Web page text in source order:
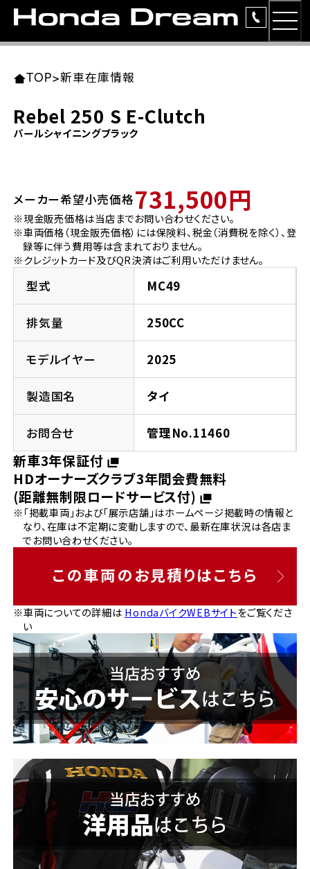
ラインアップ
レンタルバイク
洋用品
イベント
法人向けサービス
お問い合わせ
TOP>新車在庫情報
Rebel 250 S E-Clutch
パールシャイニングブラック
メーカー希望小売価格731,500円
※現金販売価格は当店までお問い合わせください。
※車両価格（現金販売価格）には保険料、税金（消費税を除く）、登
録等に伴う費用等は含まれておりません。
※クレジットカード及びQR決済はご利用いただけません。
型式 MC49
排気量 250CC
モデルイヤー 2025
製造国名 タイ
お問合せ 管理No.11460
新車3年保証付
HDオーナーズクラブ3年間会費無料
(距離無制限ロードサービス付)
※「掲載車両」および「展示店舗」はホームページ掲載時の情報と
なり、在庫は不定期に変動しますので、最新在庫状況は各店ま
でお問い合わせください。
この車両のお見積りはこちら
※車両についての詳細は HondaバイクWEBサイトをご覧くださ
い
東北エリア 店舗一覧
岩手県
宮城県
ホンダドリーム 仙台泉
ホンダドリーム 宮城岩沼
福島県
ホンダドリーム 郡山
関東エリア 店舗一覧
東京都
ホンダドリーム 西東京
ホンダドリーム 練馬
ホンダドリーム 板橋
ホンダドリーム 葛飾
ホンダドリーム 大田
ホンダドリーム 立川
神奈川県
ホンダドリーム 磯子
ホンダドリーム 横浜都筑
ホンダドリーム 横浜緑
千葉県
ホンダドリーム 船橋
ホンダドリーム 松戸
ホンダドリーム 蘇我
埼玉県
中部エリア 店舗一覧
愛知県
ホンダドリーム 名古屋南
ホンダドリーム 小牧
ホンダドリーム 名古屋東
ホンダドリーム 一宮
ホンダドリーム 豊橋
ホンダドリーム 名古屋上小田井
岐阜県
ホンダドリーム 岐阜
近畿エリア 店舗一覧
大阪府
ホンダドリーム 箕面
ホンダドリーム 藤井寺
ホンダドリーム 東淀川
ホンダドリーム 豊中
京都府
ホンダドリーム 京都北山
兵庫県
ホンダドリーム 神戸灘
ホンダドリーム 尼崎
ホンダドリーム 姫路
ホンダドリーム 西宮甲子園
奈良県
ホンダドリーム 奈良
中国・四国エリア 店舗一覧
岡山県
広島県
ホンダドリーム 広島
ホンダドリーム 福山
徳島県
ホンダドリーム 徳島
香川県
ホンダドリーム 高松
高知県
九州エリア 店舗一覧
福岡県
ホンダドリーム 福岡東
ホンダドリーム 久留米
ホンダドリーム 福岡春日
ホンダドリーム 福岡西
熊本県